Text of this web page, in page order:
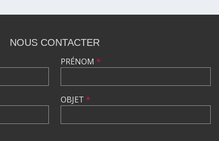
NOUS CONTACTER
PRÉNOM *
OBJET *